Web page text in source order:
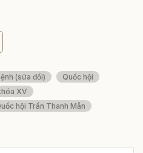
(sửa đổi)
Quốc hội
XV
hội Trần Thanh Mẫn